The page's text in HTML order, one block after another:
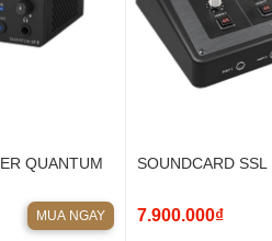
QUANTUM
MUA NGAY
SOUNDCARD SSL
7.900.000₫